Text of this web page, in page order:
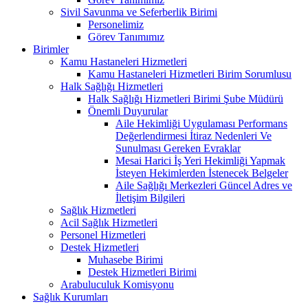
Sivil Savunma ve Seferberlik Birimi
Personelimiz
Görev Tanımımız
Birimler
Kamu Hastaneleri Hizmetleri
Kamu Hastaneleri Hizmetleri Birim Sorumlusu
Halk Sağlığı Hizmetleri
Halk Sağlığı Hizmetleri Birimi Şube Müdürü
Önemli Duyurular
Aile Hekimliği Uygulaması Performans
Değerlendirmesi İtiraz Nedenleri Ve
Sunulması Gereken Evraklar
Mesai Harici İş Yeri Hekimliği Yapmak
İsteyen Hekimlerden İstenecek Belgeler
Aile Sağlığı Merkezleri Güncel Adres ve
İletişim Bilgileri
Sağlık Hizmetleri
Acil Sağlık Hizmetleri
Personel Hizmetleri
Destek Hizmetleri
Muhasebe Birimi
Destek Hizmetleri Birimi
Arabuluculuk Komisyonu
Sağlık Kurumları